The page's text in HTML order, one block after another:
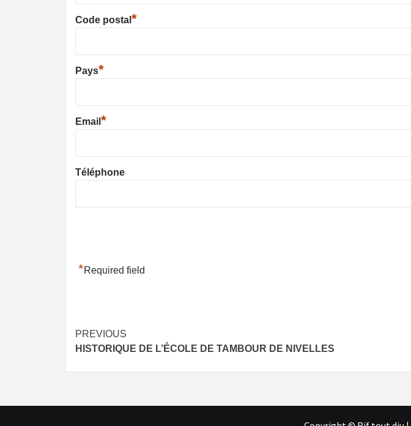
Code postal *
Pays*
Email *
Téléphone
*Required field
Post
navigation
PREVIOUS
HISTORIQUE DE L’ÉCOLE DE TAMBOUR DE NIVELLES